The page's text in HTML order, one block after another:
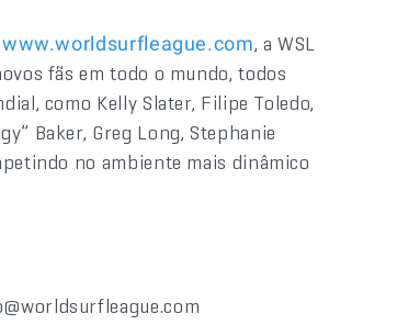
www.worldsurfleague.com, a WSL
fãs em todo o mundo, todos
como Kelly Slater, Filipe Toledo,
Baker, Greg Long, Stephanie
no ambiente mais dinâmico